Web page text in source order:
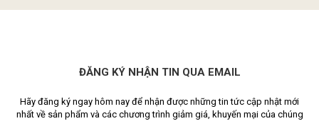
ĐĂNG KÝ NHẬN TIN QUA EMAIL
Hãy đăng ký ngay hôm nay để nhận được những tin tức cập nhật mới
nhất về sản phẩm và các chương trình giảm giá, khuyến mại của chúng